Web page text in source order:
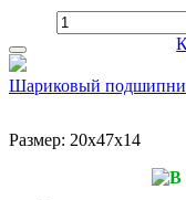
Шариковый
Размер: 20x47x14